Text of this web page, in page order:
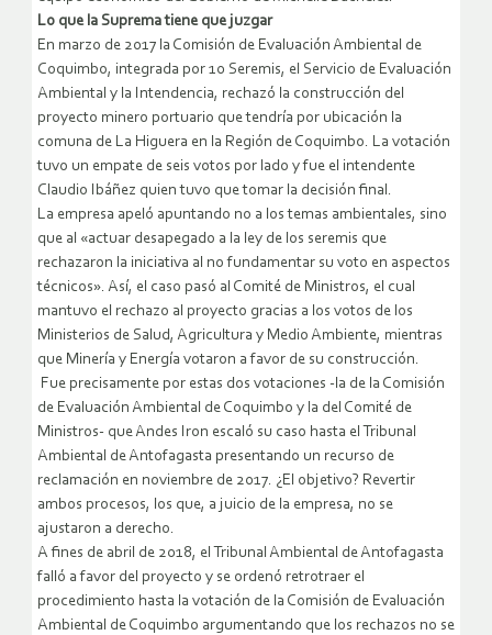
Lo que la Suprema tiene que juzgar
En marzo de 2017 la Comisión de Evaluación Ambiental de
Coquimbo, integrada por 10 Seremis, el Servicio de Evaluación
Ambiental y la Intendencia, rechazó la construcción del
proyecto minero portuario que tendría por ubicación la
comuna de La Higuera en la Región de Coquimbo. La votación
tuvo un empate de seis votos por lado y fue el intendente
Claudio Ibáñez quien tuvo que tomar la decisión final.
La empresa apeló apuntando no a los temas ambientales, sino
que al «actuar desapegado a la ley de los seremis que
rechazaron la iniciativa al no fundamentar su voto en aspectos
técnicos». Así, el caso pasó al Comité de Ministros, el cual
mantuvo el rechazo al proyecto gracias a los votos de los
Ministerios de Salud, Agricultura y Medio Ambiente, mientras
que Minería y Energía votaron a favor de su construcción.
Fue precisamente por estas dos votaciones -la de la Comisión
de Evaluación Ambiental de Coquimbo y la del Comité de
Ministros- que Andes Iron escaló su caso hasta el Tribunal
Ambiental de Antofagasta presentando un recurso de
reclamación en noviembre de 2017. ¿El objetivo? Revertir
ambos procesos, los que, a juicio de la empresa, no se
ajustaron a derecho.
A fines de abril de 2018, el Tribunal Ambiental de Antofagasta
falló a favor del proyecto y se ordenó retrotraer el
procedimiento hasta la votación de la Comisión de Evaluación
Ambiental de Coquimbo argumentando que los rechazos no se